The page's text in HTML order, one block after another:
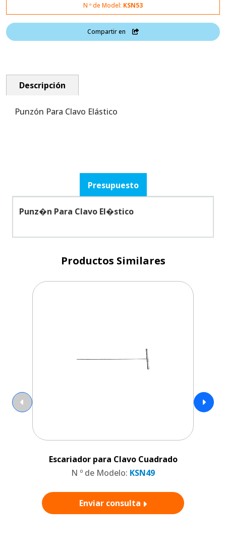
N º de Model: KSN53
Compartir en
Descripción
Punzón Para Clavo Elástico
Presupuesto
Punz�n Para Clavo El�stico
Productos Similares
Escariador para Clavo Cuadrado
N º de Modelo: KSN49
Enviar consulta